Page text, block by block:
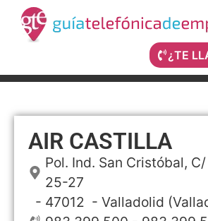
¿TE
AIR CASTILLA
Pol. Ind. San Cristóbal,
25-27
- 47012 - Valladolid